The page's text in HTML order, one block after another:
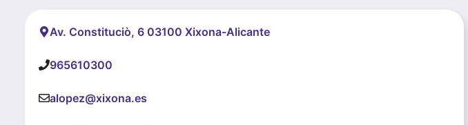
Av. Constituciò, 6 03100 Xixona-Alicante
965610300
alopez@xixona.es